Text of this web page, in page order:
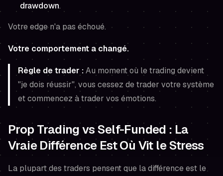
drawdown.
Votre edge n'a pas échoué.
Votre comportement a changé.
Règle de trader :Au moment où le trading devient
"je dois réussir", vous cessez de trader votre système
et commencez à trader vos émotions.
Prop Trading vs Self-Funded : La
Vraie Différence Est Où Vit le Stress
La plupart des traders pensent que la différence est le